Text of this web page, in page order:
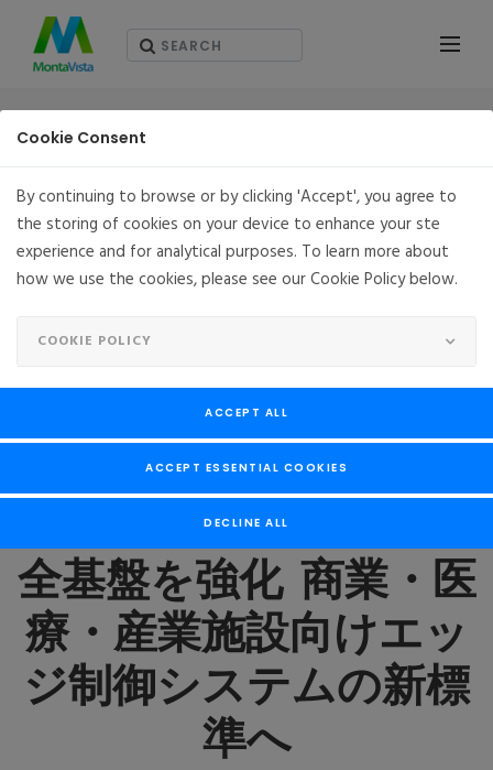
MontaVista SoftwareとKMC Controlsが提携、イン
テリジェントビルの安全基盤を強化 商業・医療・産業
施設向けエッジ制御システムの新標準へ
SoftwareとKMC
Controlsが提携、イン
テリジェントビルの安
全基盤を強化 商業・医
療・産業施設向けエッ
ジ制御システムの新標
準へ
Cookie Consent
By continuing to browse or by clicking 'Accept', you agree to
the storing of cookies on your device to enhance your ste
experience and for analytical purposes. To learn more about
how we use the cookies, please see our Cookie Policy below.
COOKIE POLICY
ACCEPT ALL
ACCEPT ESSENTIAL COOKIES
DECLINE ALL